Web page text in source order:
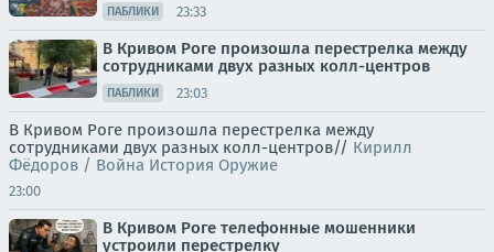
ПАБЛИКИ 23:33
В Кривом Роге произошла перестрелка между
сотрудниками двух разных колл-центров
ПАБЛИКИ 23:03
В Кривом Роге произошла перестрелка между
сотрудниками двух разных колл-центров// Кирилл
Фёдоров / Война История Оружие
23:00
В Кривом Роге телефонные мошенники
устроили перестрелку